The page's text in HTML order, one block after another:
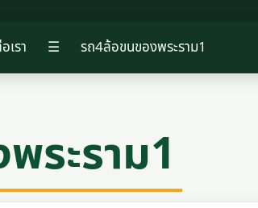
เรา ☰ รถ4ล้อขนของพระราม1
ระราม1